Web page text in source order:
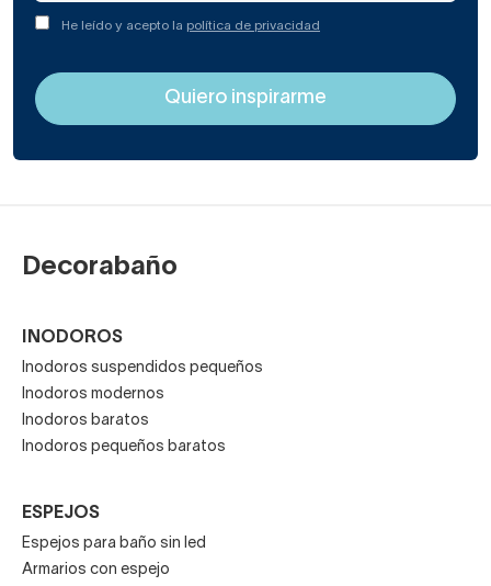
He leído y acepto la política de privacidad
Decorabaño
INODOROS
Inodoros suspendidos pequeños
Inodoros modernos
Inodoros baratos
Inodoros pequeños baratos
ESPEJOS
Espejos para baño sin led
Armarios con espejo